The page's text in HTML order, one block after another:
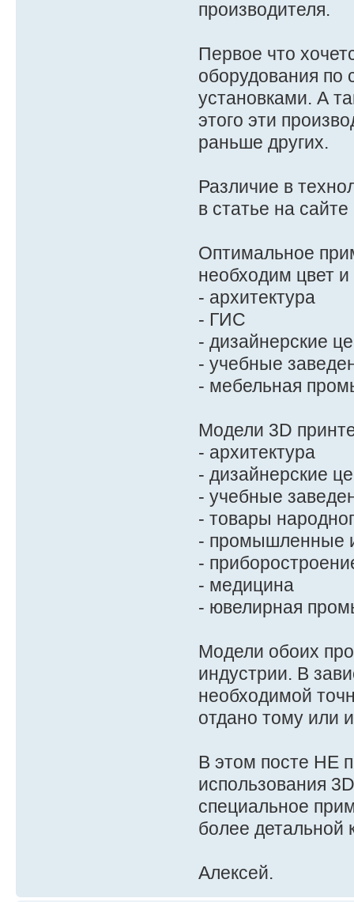
производителя.
Первое что
оборудования по
установками. А
этого эти
раньше других.
Различие в
в статье на
Оптимальное
необходим цвет
- архитектура
- ГИС
- дизайнерские
- учебные
- мебельная
Модели 3D
- архитектура
- дизайнерские
- учебные
- товары
- промышленные
-
- медицина
- ювелирная
Модели обоих
индустрии. В
необходимой
отдано тому или
В этом посте НЕ
использования
специальное
более детальной
Алексей.